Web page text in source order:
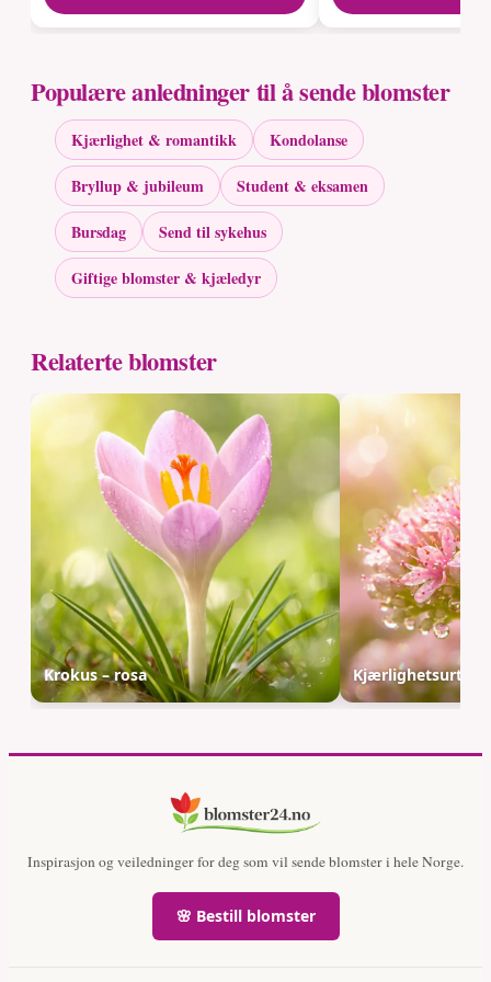
Populære anledninger til å sende blomster
Kjærlighet & romantikk
Kondolanse
Bryllup & jubileum
Student & eksamen
Bursdag
Send til sykehus
Giftige blomster & kjæledyr
Relaterte blomster
Krokus – rosa Kjærlighetsurt –
Inspirasjon og veiledninger for deg som vil sende blomster i hele Norge.
🌸 Bestill blomster